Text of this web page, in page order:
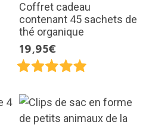
Coffret cadeau
contenant 45 sachets de
thé organique
19,95€